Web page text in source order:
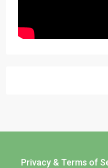
Privacy & Terms of